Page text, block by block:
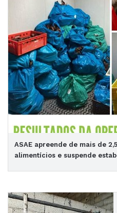
ASAE apreende de mais de
alimentícios e suspende